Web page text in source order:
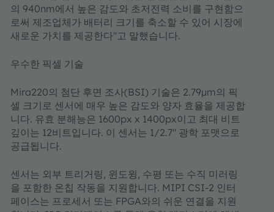
의 940nm에서 높은 감도와 초저전력 소비를 구현함으
로써 제조업체가 배터리 크기를 축소할 수 있어 시장에
새로운 가치를 제공한다"고 말했습니다.
우수한 픽셀 기술
Mira220의 첨단 후면 조사(BSI) 기술은 2.79μm의 픽
셀 크기로 센서에 매우 높은 감도와 양자 효율을 제공합
니다. 유효 분해능은 1600px x 1400px이고 최대 비트
깊이는 12비트입니다. 이 센서는 1/2.7" 광학 포맷으로
공급됩니다.
센서는 외부 트리거링, 윈도윙, 수평 또는 수직 미러링
을 포함한 온칩 작동을 지원합니다. MIPI CSI-2 인터
페이스는 프로세서 또는 FPGA와의 쉬운 연결을 지원